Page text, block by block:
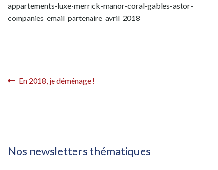
appartements-luxe-merrick-manor-coral-gables-astor-
companies-email-partenaire-avril-2018
Navigation
Article
En 2018, je déménage !
Nos newsletters thématiques